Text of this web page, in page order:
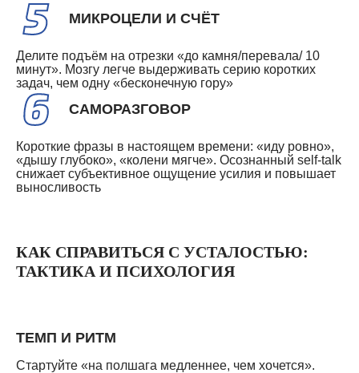
МИКРОЦЕЛИ И СЧЁТ
Делите подъём на отрезки «до камня/перевала/ 10
минут». Мозгу легче выдерживать серию коротких
задач, чем одну «бесконечную гору»
САМОРАЗГОВОР
Короткие фразы в настоящем времени: «иду ровно»,
«дышу глубоко», «колени мягче». Осознанный self-talk
снижает субъективное ощущение усилия и повышает
выносливость
КАК СПРАВИТЬСЯ С УСТАЛОСТЬЮ:
ТАКТИКА И ПСИХОЛОГИЯ
ТЕМП И РИТМ
Стартуйте «на полшага медленнее, чем хочется».